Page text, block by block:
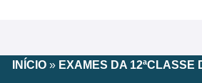
INÍCIO » EXAMES DA 12ªCLASSE